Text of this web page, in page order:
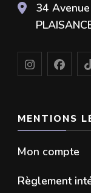
34
MENTIONS
Mon compte
Règlement